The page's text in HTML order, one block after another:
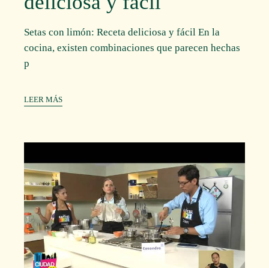
Setas con limón: Receta deliciosa y fácil En la
cocina, existen combinaciones que parecen hechas
p
LEER MÁS